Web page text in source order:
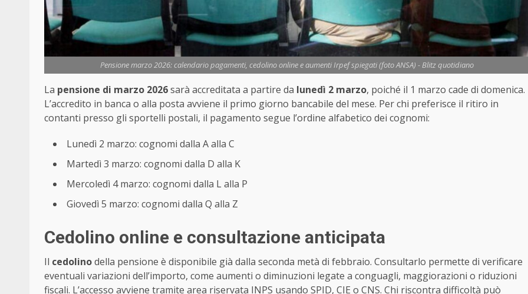
Pensione marzo 2026: calendario pagamenti, cedolino online e aumenti Irpef spiegati (foto ANSA) - Blitz quotidiano
La pensione di marzo 2026sarà accreditata a partire da lunedì 2 marzo, poiché il 1 marzo cade di domenica.
L’accredito in banca o alla posta avviene il primo giorno bancabile del mese. Per chi preferisce il ritiro in
contanti presso gli sportelli postali, il pagamento segue l’ordine alfabetico dei cognomi:
Lunedì 2 marzo: cognomi dalla A alla C
Martedì 3 marzo: cognomi dalla D alla K
Mercoledì 4 marzo: cognomi dalla L alla P
Giovedì 5 marzo: cognomi dalla Q alla Z
Cedolino online e consultazione anticipata
Il cedolinodella pensione è disponibile già dalla seconda metà di febbraio. Consultarlo permette di verificare
eventuali variazioni dell’importo, come aumenti o diminuzioni legate a conguagli, maggiorazioni o riduzioni
fiscali. L’accesso avviene tramite area riservata INPS usando SPID, CIE o CNS. Chi riscontra difficoltà può